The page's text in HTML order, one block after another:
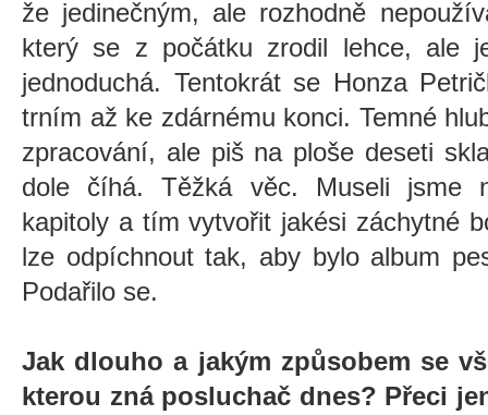
že jedinečným, ale rozhodně
který se z počátku zrodil lehce, ale
jednoduchá. Tentokrát se Honza
trním až ke zdárnému konci. Temné
zpracování, ale piš na ploše deseti
dole číhá. Těžká věc. Museli jsme
kapitoly a tím vytvořit jakési záchytné
lze odpíchnout tak, aby bylo album
Podařilo se.
Jak dlouho a jakým způsobem se
kterou zná posluchač dnes? Přeci